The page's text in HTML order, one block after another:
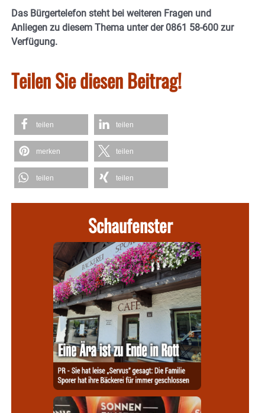
Das Bürgertelefon steht bei weiteren Fragen und
Anliegen zu diesem Thema unter der 0861 58-600 zur
Verfügung.
Teilen Sie diesen Beitrag!
teilen teilen
merken teilen
teilen teilen
Schaufenster